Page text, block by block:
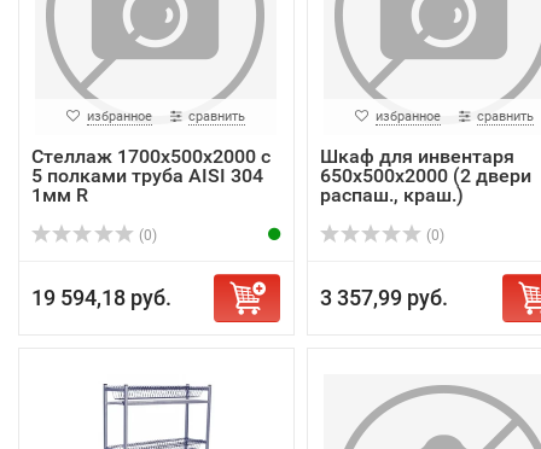
избранное сравнить
Стеллаж 1700х500х2000 с
5 полками труба AISI 304
1мм R
(0)
19 594,18 руб.
избранное сравнить
Шкаф для инвентаря
650х500х2000 (2 двери
распаш., краш.)
(0)
3 357,99 руб.